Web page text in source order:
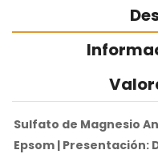
Sulfato de Magnesio
Epsom | Presentación: